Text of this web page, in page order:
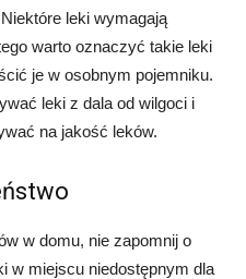
leki wymagają
warto oznaczyć takie leki
je w osobnym pojemniku.
leki z dala od wilgoci i
na jakość leków.
w domu, nie zapomnij o
w miejscu niedostępnym dla